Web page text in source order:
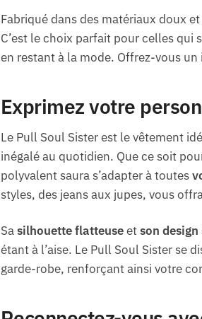
Fabriqué dans des matériaux doux
C’est le choix parfait pour celles
en restant à la mode. Offrez-vous
Exprimez votre
Le Pull Soul Sister est le vêtement
inégalé au quotidien. Que ce soit
polyvalent saura s’adapter à toutes
styles, des jeans aux jupes, vous
Sasilhouette flatteuseetson design
étant à l’aise. Le Pull Soul Sister se
garde-robe, renforçant ainsi votre